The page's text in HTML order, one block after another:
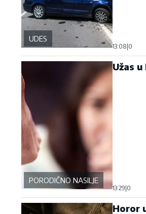
UDES
13:08 0
PORODIČNO NASILJE
Užas
13:29 0
Horor